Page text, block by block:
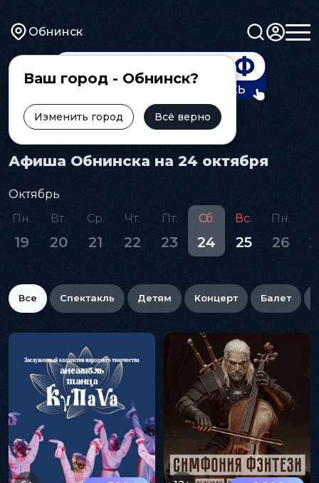
Обнинск
Ваш город - Обнинск?
Изменить город Всё верно
Главная Афиша
Афиша Обнинска на 24 октября
Октябрь
Пн.
19
Вт.
20
Ср.
21
Чт.
22
Пт.
23
Сб.
24
Вс.
25
Пн.
26
Все Спектакль Детям Концерт Балет